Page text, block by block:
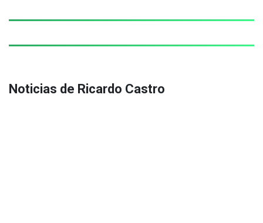
Noticias de Ricardo Castro